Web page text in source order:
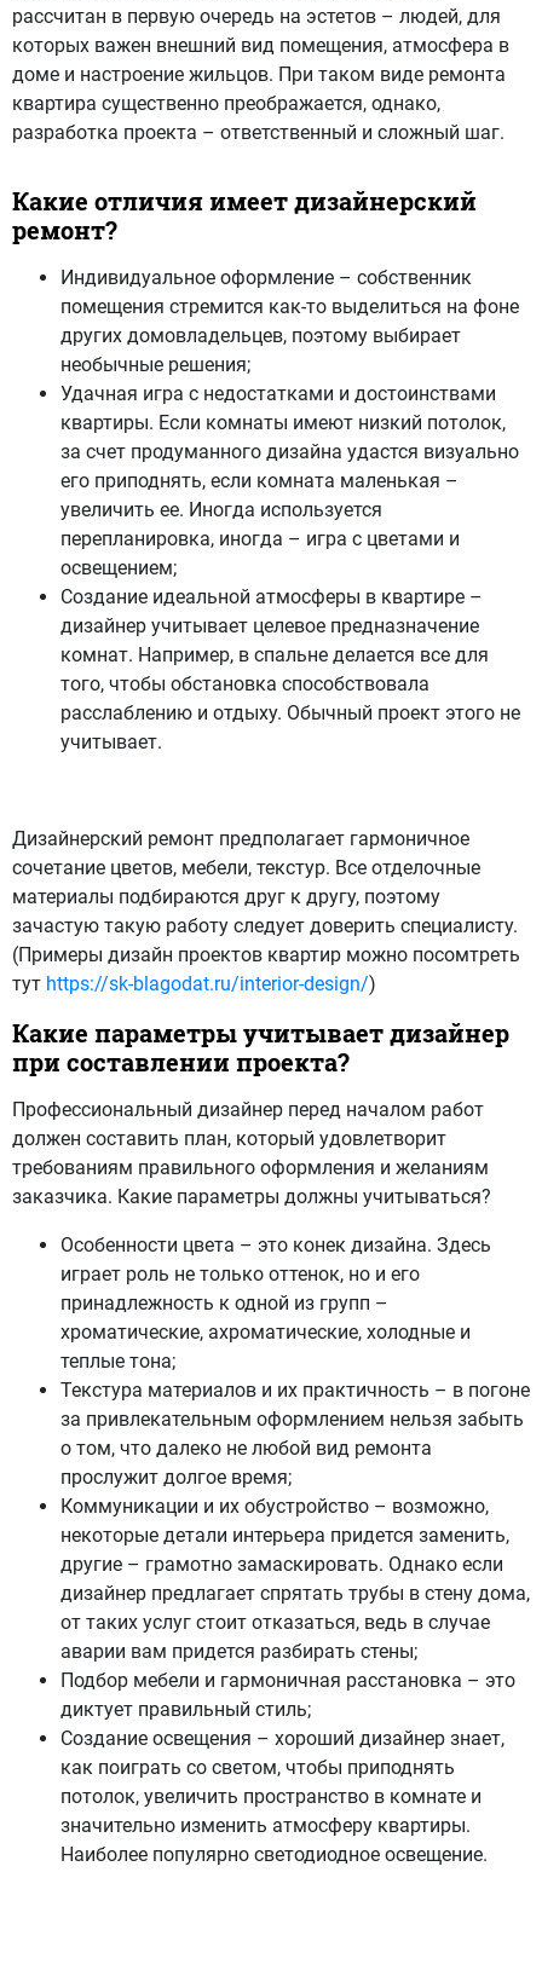
рассчитан в первую очередь на эстетов – людей, для
которых важен внешний вид помещения, атмосфера в
доме и настроение жильцов. При таком виде ремонта
квартира существенно преображается, однако,
разработка проекта – ответственный и сложный шаг.
Какие отличия имеет дизайнерский
ремонт?
Индивидуальное оформление – собственник
помещения стремится как-то выделиться на фоне
других домовладельцев, поэтому выбирает
необычные решения;
Удачная игра с недостатками и достоинствами
квартиры. Если комнаты имеют низкий потолок,
за счет продуманного дизайна удастся визуально
его приподнять, если комната маленькая –
увеличить ее. Иногда используется
перепланировка, иногда – игра с цветами и
освещением;
Создание идеальной атмосферы в квартире –
дизайнер учитывает целевое предназначение
комнат. Например, в спальне делается все для
того, чтобы обстановка способствовала
расслаблению и отдыху. Обычный проект этого не
учитывает.
Дизайнерский ремонт предполагает гармоничное
сочетание цветов, мебели, текстур. Все отделочные
материалы подбираются друг к другу, поэтому
зачастую такую работу следует доверить специалисту.
(Примеры дизайн проектов квартир можно посомтреть
тут https://sk-blagodat.ru/interior-design/)
Какие параметры учитывает дизайнер
при составлении проекта?
Профессиональный дизайнер перед началом работ
должен составить план, который удовлетворит
требованиям правильного оформления и желаниям
заказчика. Какие параметры должны учитываться?
Особенности цвета – это конек дизайна. Здесь
играет роль не только оттенок, но и его
принадлежность к одной из групп –
хроматические, ахроматические, холодные и
теплые тона;
Текстура материалов и их практичность – в погоне
за привлекательным оформлением нельзя забыть
о том, что далеко не любой вид ремонта
прослужит долгое время;
Коммуникации и их обустройство – возможно,
некоторые детали интерьера придется заменить,
другие – грамотно замаскировать. Однако если
дизайнер предлагает спрятать трубы в стену дома,
от таких услуг стоит отказаться, ведь в случае
аварии вам придется разбирать стены;
Подбор мебели и гармоничная расстановка – это
диктует правильный стиль;
Создание освещения – хороший дизайнер знает,
как поиграть со светом, чтобы приподнять
потолок, увеличить пространство в комнате и
значительно изменить атмосферу квартиры.
Наиболее популярно светодиодное освещение.